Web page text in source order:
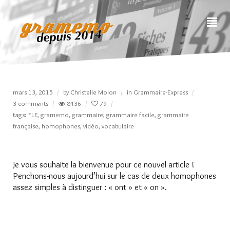
mars 13, 2015 by Christelle Molon in Grammaire-Express
3 comments
8436
79
tags: FLE, gramemo, grammaire, grammaire facile, grammaire
française, homophones,vidéo,vocabulaire
Je vous souhaite la bienvenue pour ce nouvel article !
Penchons-nous aujourd’hui sur le cas de deux homophones
assez simples à distinguer : « ont » et « on ».